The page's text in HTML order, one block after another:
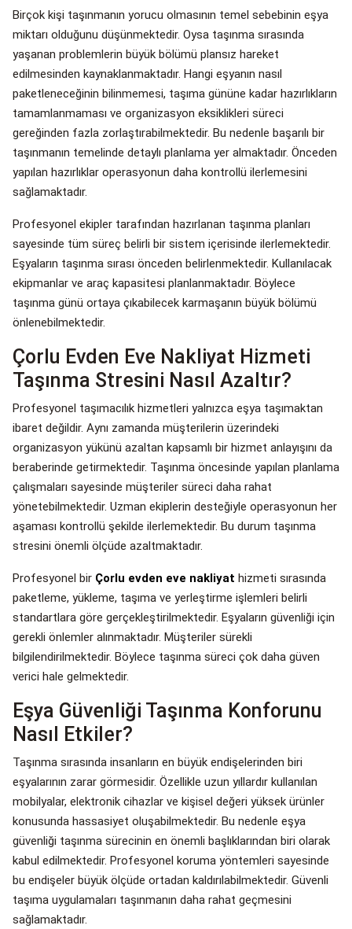
Birçok kişi taşınmanın yorucu olmasının temel sebebinin eşya
miktarı olduğunu düşünmektedir. Oysa taşınma sırasında
yaşanan problemlerin büyük bölümü plansız hareket
edilmesinden kaynaklanmaktadır. Hangi eşyanın nasıl
paketleneceğinin bilinmemesi, taşıma gününe kadar hazırlıkların
tamamlanmaması ve organizasyon eksiklikleri süreci
gereğinden fazla zorlaştırabilmektedir. Bu nedenle başarılı bir
taşınmanın temelinde detaylı planlama yer almaktadır. Önceden
yapılan hazırlıklar operasyonun daha kontrollü ilerlemesini
sağlamaktadır.
Profesyonel ekipler tarafından hazırlanan taşınma planları
sayesinde tüm süreç belirli bir sistem içerisinde ilerlemektedir.
Eşyaların taşınma sırası önceden belirlenmektedir. Kullanılacak
ekipmanlar ve araç kapasitesi planlanmaktadır. Böylece
taşınma günü ortaya çıkabilecek karmaşanın büyük bölümü
önlenebilmektedir.
Çorlu Evden Eve Nakliyat Hizmeti
Taşınma Stresini Nasıl Azaltır?
Profesyonel taşımacılık hizmetleri yalnızca eşya taşımaktan
ibaret değildir. Aynı zamanda müşterilerin üzerindeki
organizasyon yükünü azaltan kapsamlı bir hizmet anlayışını da
beraberinde getirmektedir. Taşınma öncesinde yapılan planlama
çalışmaları sayesinde müşteriler süreci daha rahat
yönetebilmektedir. Uzman ekiplerin desteğiyle operasyonun her
aşaması kontrollü şekilde ilerlemektedir. Bu durum taşınma
stresini önemli ölçüde azaltmaktadır.
Profesyonel bir Çorlu evden eve nakliyat hizmeti sırasında
paketleme, yükleme, taşıma ve yerleştirme işlemleri belirli
standartlara göre gerçekleştirilmektedir. Eşyaların güvenliği için
gerekli önlemler alınmaktadır. Müşteriler sürekli
bilgilendirilmektedir. Böylece taşınma süreci çok daha güven
verici hale gelmektedir.
Eşya Güvenliği Taşınma Konforunu
Nasıl Etkiler?
Taşınma sırasında insanların en büyük endişelerinden biri
eşyalarının zarar görmesidir. Özellikle uzun yıllardır kullanılan
mobilyalar, elektronik cihazlar ve kişisel değeri yüksek ürünler
konusunda hassasiyet oluşabilmektedir. Bu nedenle eşya
güvenliği taşınma sürecinin en önemli başlıklarından biri olarak
kabul edilmektedir. Profesyonel koruma yöntemleri sayesinde
bu endişeler büyük ölçüde ortadan kaldırılabilmektedir. Güvenli
taşıma uygulamaları taşınmanın daha rahat geçmesini
sağlamaktadır.